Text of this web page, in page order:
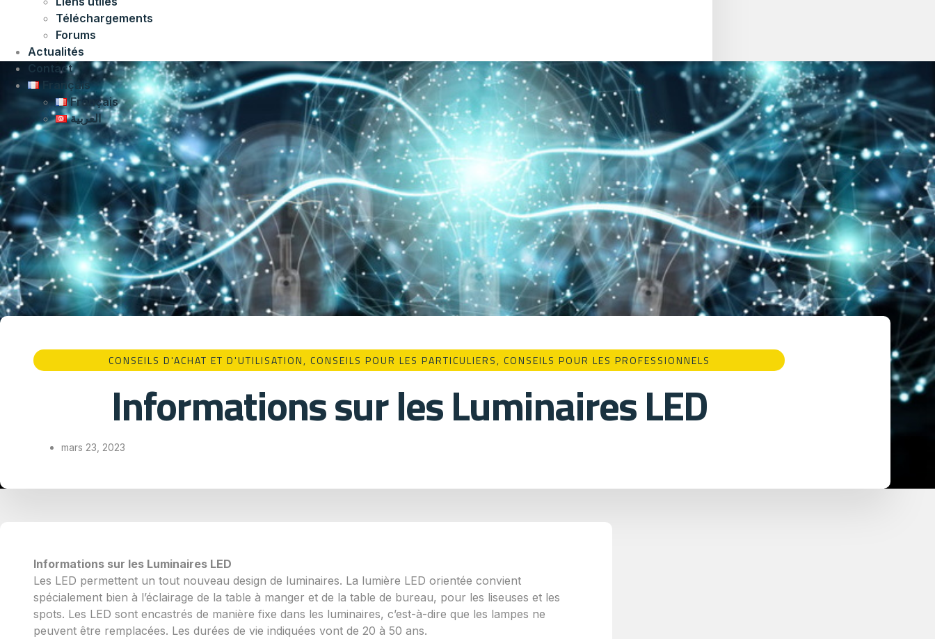
Téléchargements
Forums
Actualités
Contact
Français
Français
العربية
CONSEILS D'ACHAT ET D'UTILISATION​, CONSEILS POUR LES PARTICULIERS, CONSEILS POUR LES PROFESSIONNELS
Informations sur les Luminaires LED
mars 23, 2023
Informations sur les Luminaires LED
Les LED permettent un tout nouveau design de luminaires. La lumière LED orientée convient
spécialement bien à l’éclairage de la table à manger et de la table de bureau, pour les liseuses et les
spots. Les LED sont encastrés de manière fixe dans les luminaires, c’est-à-dire que les lampes ne
peuvent être remplacées. Les durées de vie indiquées vont de 20 à 50 ans.